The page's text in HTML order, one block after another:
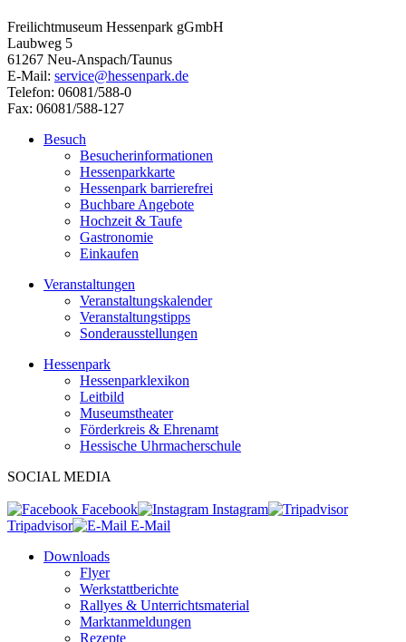
Freilichtmuseum Hessenpark gGmbH
Laubweg 5
61267 Neu-Anspach/Taunus
E-Mail: service@hessenpark.de
Telefon: 06081/588-0
Fax: 06081/588-127
Besuch
Besucherinformationen
Hessenparkkarte
Hessenpark barrierefrei
Buchbare Angebote
Hochzeit & Taufe
Gastronomie
Einkaufen
Veranstaltungen
Veranstaltungskalender
Veranstaltungstipps
Sonderausstellungen
Hessenpark
Hessenparklexikon
Leitbild
Museumstheater
Förderkreis & Ehrenamt
Hessische Uhrmacherschule
SOCIAL MEDIA
Facebook
Instagram
Tripadvisor
E-Mail
Downloads
Flyer
Werkstattberichte
Rallyes & Unterrichtsmaterial
Marktanmeldungen
Rezepte